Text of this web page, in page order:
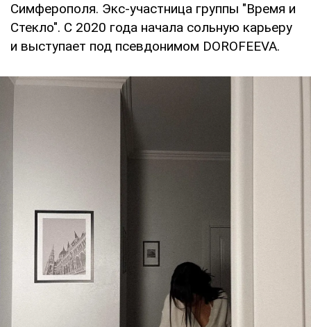
Симферополя. Экс-участница группы "Время и
Стекло". С 2020 года начала сольную карьеру
и выступает под псевдонимом DOROFEEVA.